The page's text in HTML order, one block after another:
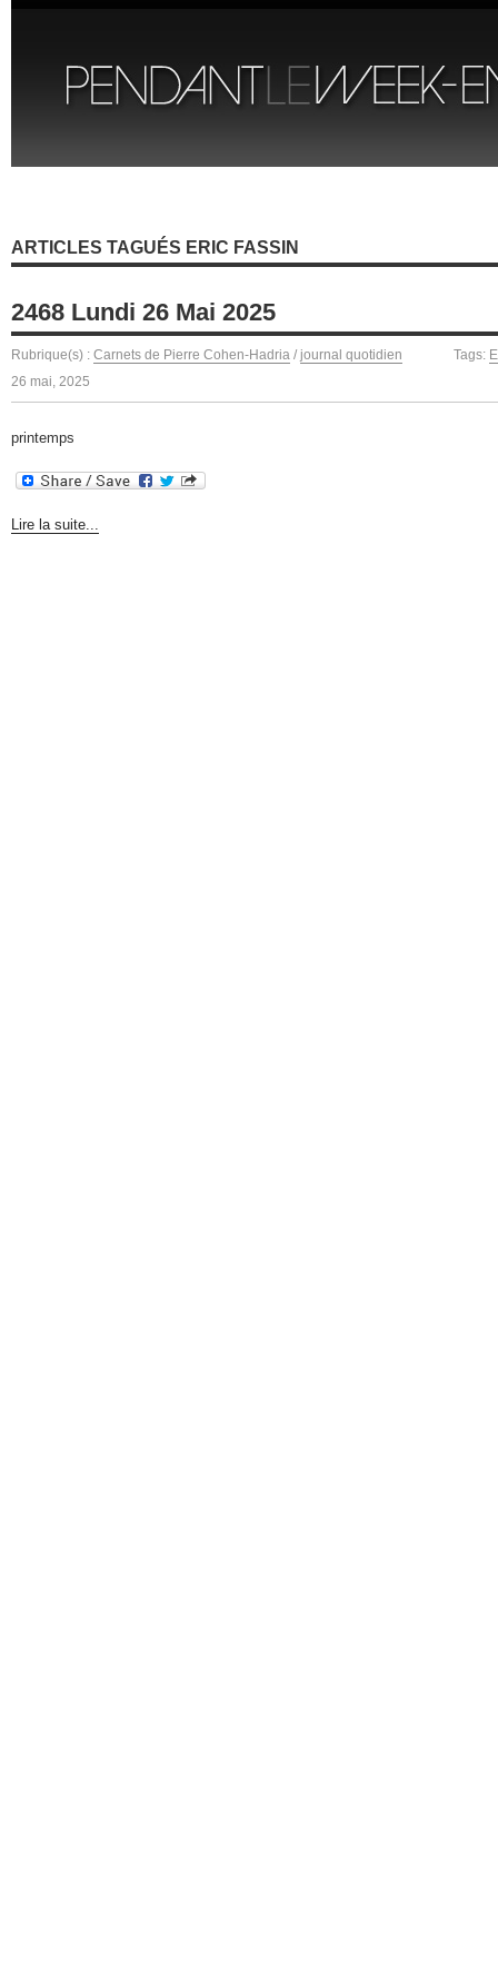
ARTICLES TAGUÉS ERIC FASSIN
2468 Lundi 26 Mai 2025
Rubrique(s) : Carnets de Pierre Cohen-Hadria / journal quotidien Tags:
26 mai, 2025
printemps
Lire la suite...